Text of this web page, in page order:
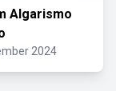
Algarismo
2024